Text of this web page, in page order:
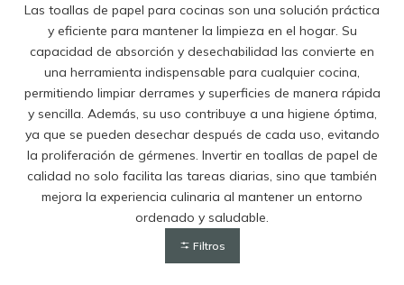
Las toallas de papel para cocinas son una solución práctica
y eficiente para mantener la limpieza en el hogar. Su
capacidad de absorción y desechabilidad las convierte en
una herramienta indispensable para cualquier cocina,
permitiendo limpiar derrames y superficies de manera rápida
y sencilla. Además, su uso contribuye a una higiene óptima,
ya que se pueden desechar después de cada uso, evitando
la proliferación de gérmenes. Invertir en toallas de papel de
calidad no solo facilita las tareas diarias, sino que también
mejora la experiencia culinaria al mantener un entorno
ordenado y saludable.
Filtros